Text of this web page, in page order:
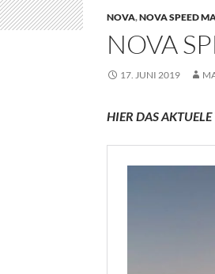
NOVA,NOVA SPEED
NOVA
17. JUNI 2019
HIER DAS